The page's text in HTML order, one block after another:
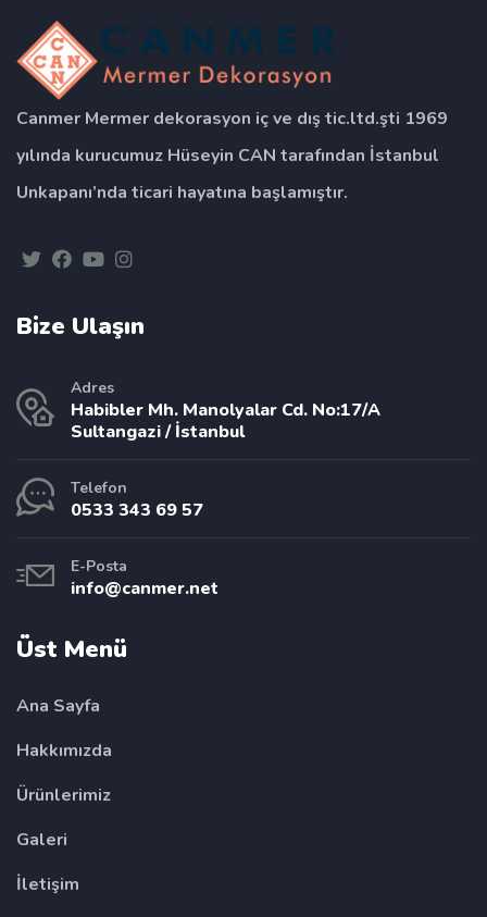
Canmer Mermer dekorasyon iç ve dış tic.ltd.şti 1969
yılında kurucumuz Hüseyin CAN tarafından İstanbul
Unkapanı’nda ticari hayatına başlamıştır.
Bize Ulaşın
Adres
Habibler Mh. Manolyalar Cd. No:17/A
Sultangazi / İstanbul
Telefon
0533 343 69 57
E-Posta
info@canmer.net
Üst Menü
Ana Sayfa
Hakkımızda
Ürünlerimiz
Galeri
İletişim